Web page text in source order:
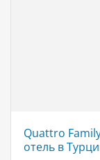
Quattro
отель в